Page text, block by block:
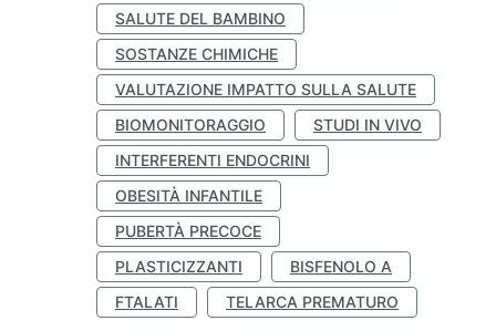
SALUTE DEL BAMBINO
SOSTANZE CHIMICHE
VALUTAZIONE IMPATTO SULLA SALUTE
BIOMONITORAGGIO
STUDI IN VIVO
INTERFERENTI ENDOCRINI
OBESITÀ INFANTILE
PUBERTÀ PRECOCE
PLASTICIZZANTI
BISFENOLO A
FTALATI
TELARCA PREMATURO